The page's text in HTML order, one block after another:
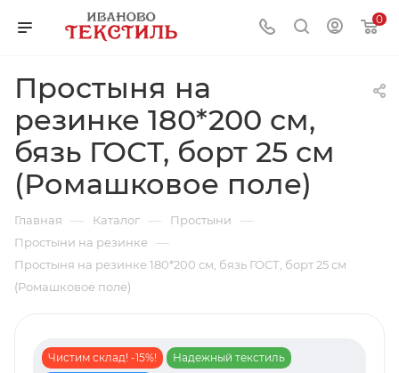
0
Простыня на
резинке 180*200 см,
бязь ГОСТ, борт 25 см
(Ромашковое поле)
Главная — Каталог — Простыни —
Простыни на резинке —
Простыня на резинке 180*200 см, бязь ГОСТ, борт 25 см
(Ромашковое поле)
Чистим склад! -15%!
Надежный текстиль